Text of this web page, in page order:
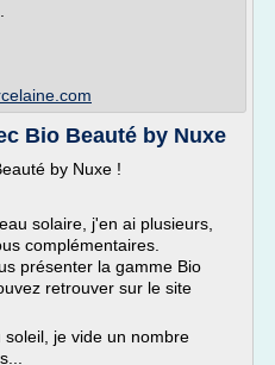
Bio Beauté by Nuxe
by Nuxe !
solaire, j'en ai plusieurs,
complémentaires.
présenter la gamme Bio
retrouver sur le site
je vide un nombre